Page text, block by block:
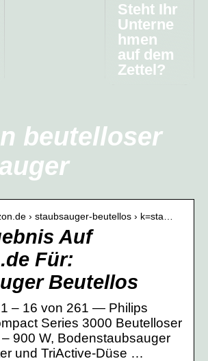
Steht Ihr
Unterne
hmen
auf dem
Zettel?
beutelloser
› staubsauger-beutellos › k=sta…
Auf
Für:
Beutellos
– 16 von 261 — Philips
Series 3000 Beutelloser
900 W, Bodenstaubsauger
und TriActive-Düse …